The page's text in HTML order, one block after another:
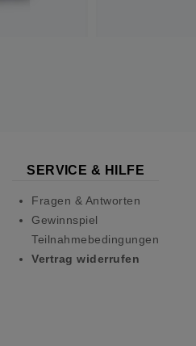
SERVICE & HILFE
Fragen & Antworten
Gewinnspiel
Teilnahmebedingungen
Vertrag widerrufen